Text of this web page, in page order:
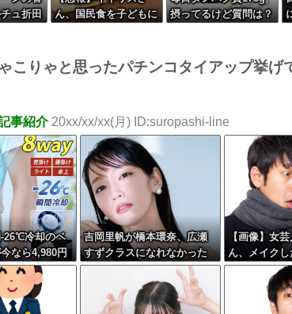
ュ折田
ん、国民食を子どもに
摂ってるけど質問は？
こりゃと思ったパチンコタイアップ挙げ
事紹介20xx/xx/xx(月) ID:suropashi-line
26℃冷却のベ
なら4,980円
吉岡里帆が橋本環奈、広瀬
すずクラスになれなかった
理由ｗｗｗｗｗｗ
【画像】女
ん、メイク
人の部類だ
さいw w w w